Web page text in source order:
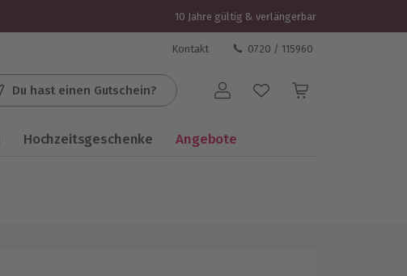
10 Jahre gültig & verlängerbar
Kontakt 0720 / 115960
Du hast einen Gutschein? Benutzerkonto
Hochzeitsgeschenke Angebote